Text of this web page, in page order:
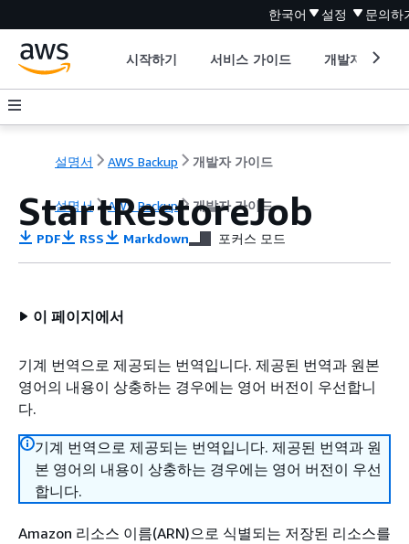
한국어 설정 문의하
시작하기 서비스 가이드 개발자 도구
설명서 AWS Backup 개발자 가이드
설명서 AWS Backup 개발자 가이드
StartRestoreJob
PDF RSS Markdown 포커스 모드
이 페이지에서
기계 번역으로 제공되는 번역입니다. 제공된 번역과 원본
영어의 내용이 상충하는 경우에는 영어 버전이 우선합니
다.
기계 번역으로 제공되는 번역입니다. 제공된 번역과 원
본 영어의 내용이 상충하는 경우에는 영어 버전이 우선
합니다.
Amazon 리소스 이름(ARN)으로 식별되는 저장된 리소스를